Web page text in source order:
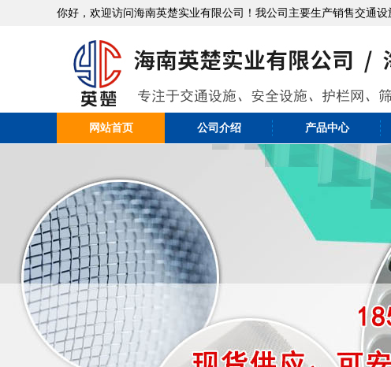
你好，欢迎访问海南英楚实业有限公司！我公司主要生产销售交通
网站首页 公司介绍 产品中心